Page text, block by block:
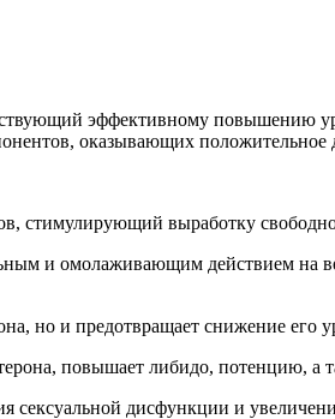
эффективному повышению
оказывающих положительное
выработку
и омолаживающим действием на
но и предотвращает снижение его
повышает либидо, потенцию, а
дисфункции и